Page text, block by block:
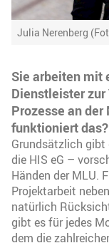
Julia Nerenberg
Sie arbeiten mit
Dienstleister
Prozesse an der
funktioniert das?
Grundsätzlich gibt
die HIS eG –
Händen der MLU.
Projektarbeit
natürlich
gibt es für jedes
dem die